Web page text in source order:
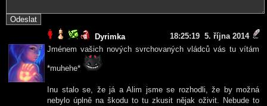
Dyrimka
18:25:19 5. října 2014
Jménem vašich nových svrchovaných vládců vás tu vítám
*muhehe*
Inu stalo se, že já a Alim jsme se rozhodli, že by možná
nebylo úplně na škodu to tu zkusit nějak oživit. Nebude to